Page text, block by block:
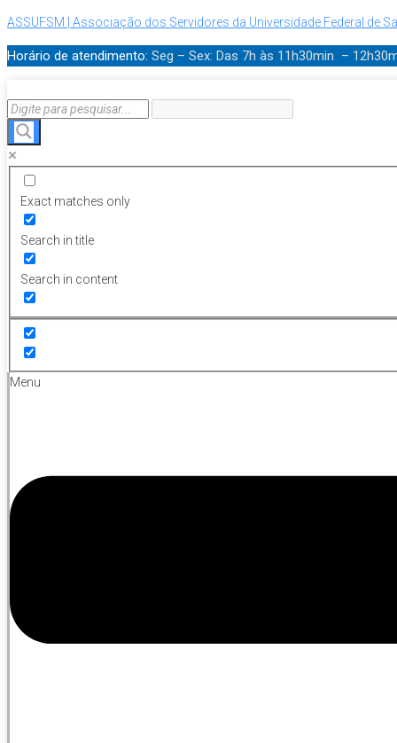
ASSUFSM | Associação dos Servidores da Universidade Federal de
Horário de atendimento: Seg – Sex: Das 7h às 11h30min –
Exact matches only
Search in title
Search in content
Menu